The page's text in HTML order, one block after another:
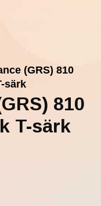
(GRS) 810
särk
810
T-särk